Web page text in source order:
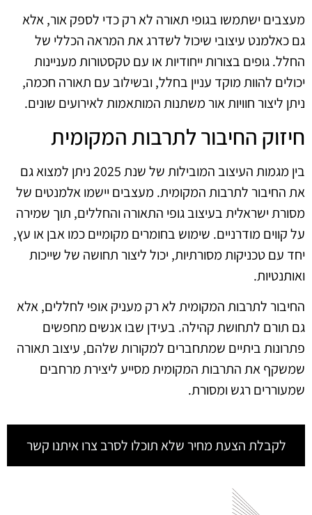
מעצבים ישתמשו בגופי תאורה לא רק כדי לספק אור, אלא
גם כאלמנט עיצובי שיכול לשדרג את המראה הכללי של
החלל. גופים בצורות ייחודיות או עם טקסטורות מעניינות
יכולים להוות מוקד עניין בחלל, ובשילוב עם תאורה חכמה,
ניתן ליצור חוויות אור משתנות המותאמות לאירועים שונים.
חיזוק החיבור לתרבות המקומית
בין מגמות העיצוב המובילות של שנת 2025 ניתן למצוא גם
את החיבור לתרבות המקומית. מעצבים יישמו אלמנטים של
מסורת ישראלית בעיצוב גופי התאורה והחללים, תוך שמירה
על קווים מודרניים. שימוש בחומרים מקומיים כמו אבן או עץ,
יחד עם טכניקות מסורתיות, יכול ליצור תחושה של שייכות
ואותנטיות.
החיבור לתרבות המקומית לא רק מעניק אופי לחללים, אלא
גם תורם לתחושת קהילה. בעידן שבו אנשים מחפשים
פתרונות ביתיים שמתחברים למקורות שלהם, עיצוב תאורה
שמשקף את התרבות המקומית מסייע ליצירת מרחבים
שמעוררים רגש ומסורת.
לקבלת הצעת מחיר שלא תוכלו לסרב צרו איתנו קשר